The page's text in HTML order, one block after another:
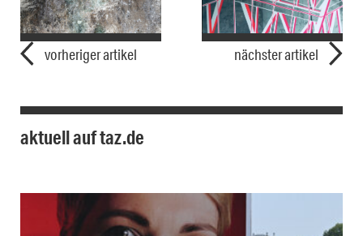
vorheriger artikel nächster artikel
aktuell auf taz.de